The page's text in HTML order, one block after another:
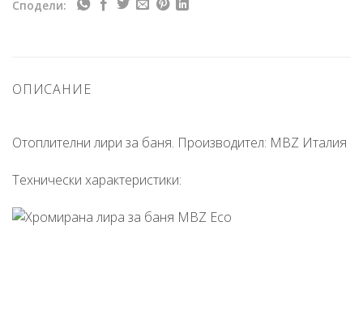
Сподели:
ОПИСАНИЕ
Отоплителни лири за баня. Производител: MBZ Италия
Технически характеристики: